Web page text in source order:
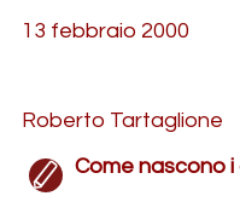
13 febbraio 2000
Roberto Tartaglione
Come nascono